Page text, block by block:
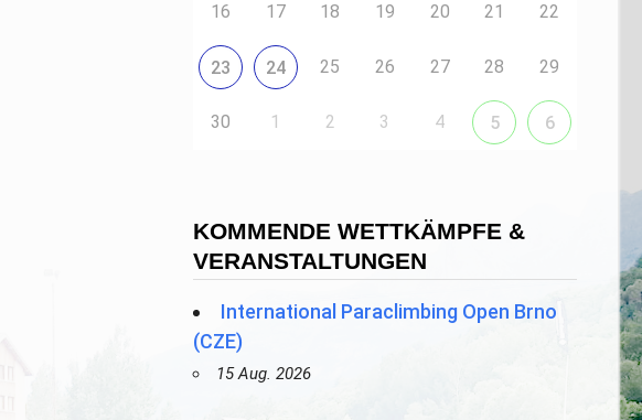
16 17 18 19 20 21 22
23 24 25 26 27 28 29
30 1 2 3 4 5 6
KOMMENDE WETTKÄMPFE &
VERANSTALTUNGEN
International Paraclimbing Open Brno
(CZE)
15 Aug. 2026